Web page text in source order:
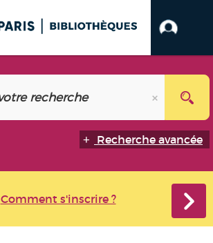
Recherche avancée
Comment s'inscrire ?